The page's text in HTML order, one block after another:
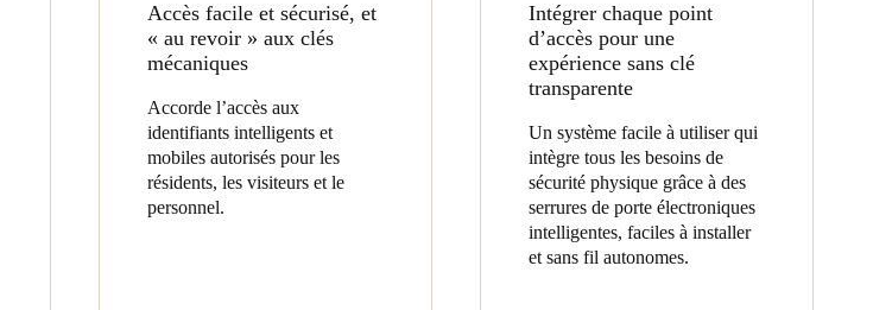
Accès facile et sécurisé, et
« au revoir » aux clés
mécaniques
Accorde l’accès aux
identifiants intelligents et
mobiles autorisés pour les
résidents, les visiteurs et le
personnel.
Intégrer chaque point
d’accès pour une
expérience sans clé
transparente
Un système facile à utiliser qui
intègre tous les besoins de
sécurité physique grâce à des
serrures de porte électroniques
intelligentes, faciles à installer
et sans fil autonomes.